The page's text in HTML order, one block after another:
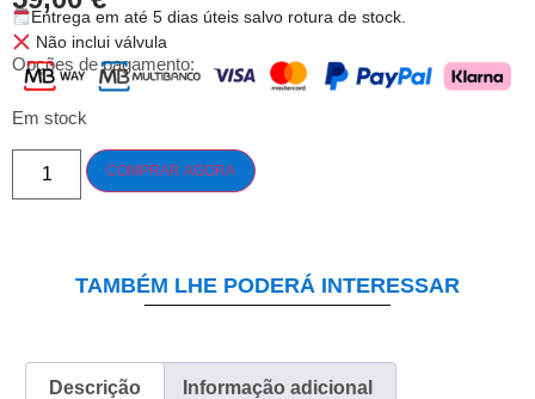
Entrega em até 5 dias úteis salvo rotura de stock.
Não inclui válvula
Opções de pagamento:
Em stock
COMPRAR AGORA
TAMBÉM LHE PODERÁ INTERESSAR
Descrição Informação adicional